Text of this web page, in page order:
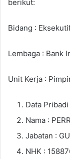
berikut:
Bidang :
Lembaga : Bank
Unit Kerja :
Data Pribadi
Nama :
Jabatan :
NHK :